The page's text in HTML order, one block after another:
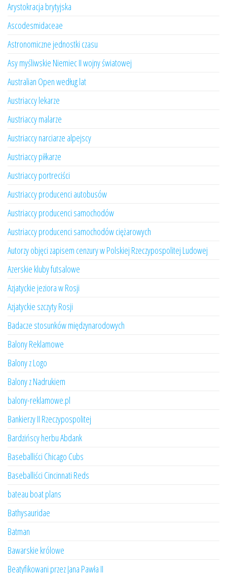
Arystokracja brytyjska
Ascodesmidaceae
Astronomiczne jednostki czasu
Asy myśliwskie Niemiec II wojny światowej
Australian Open według lat
Austriaccy lekarze
Austriaccy malarze
Austriaccy narciarze alpejscy
Austriaccy piłkarze
Austriaccy portreciści
Austriaccy producenci autobusów
Austriaccy producenci samochodów
Austriaccy producenci samochodów ciężarowych
Autorzy objęci zapisem cenzury w Polskiej Rzeczypospolitej Ludowej
Azerskie kluby futsalowe
Azjatyckie jeziora w Rosji
Azjatyckie szczyty Rosji
Badacze stosunków międzynarodowych
Balony Reklamowe
Balony z Logo
Balony z Nadrukiem
balony-reklamowe.pl
Bankierzy II Rzeczypospolitej
Bardzińscy herbu Abdank
Baseballiści Chicago Cubs
Baseballiści Cincinnati Reds
bateau boat plans
Bathysauridae
Batman
Bawarskie królowe
Beatyfikowani przez Jana Pawła II